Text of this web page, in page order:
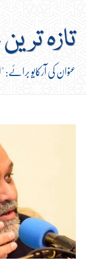
تازہ
عنوان کی آرکایو